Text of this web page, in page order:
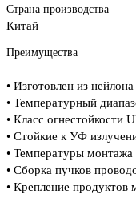
Страна производства
Китай
Преимущества
• Изготовлен из нейлона
• Температурный
• Класс огнестойкости
• Стойкие к УФ
• Температуры
• Сборка пучков
• Крепление продуктов